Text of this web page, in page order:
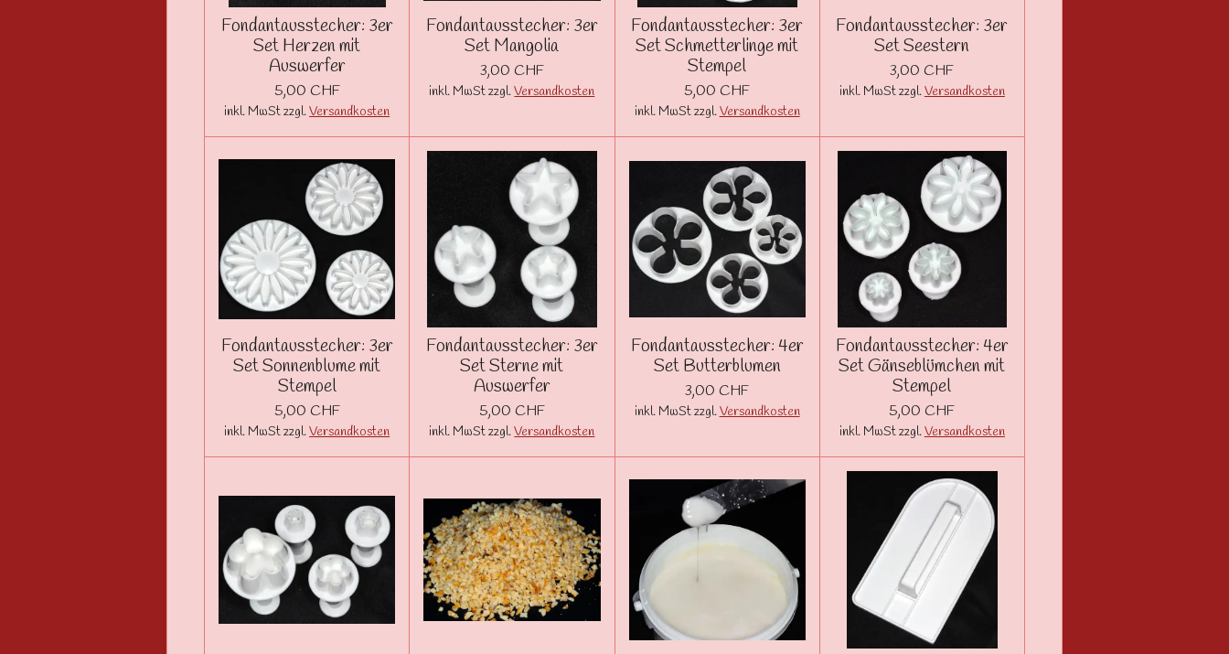
Fondantausstecher: 3er
Set Herzen mit
Auswerfer
5,00 CHF
inkl. MwSt zzgl.Versandkosten
Fondantausstecher: 3er
Set Mangolia
3,00 CHF
inkl. MwSt zzgl.Versandkosten
Fondantausstecher: 3er
Set Schmetterlinge mit
Stempel
5,00 CHF
inkl. MwSt zzgl.Versandkosten
Fondantausstecher: 3er
Set Seestern
3,00 CHF
inkl. MwSt zzgl.Versandkosten
Fondantausstecher: 3er
Set Sonnenblume mit
Stempel
5,00 CHF
inkl. MwSt zzgl.Versandkosten
Fondantausstecher: 3er
Set Sterne mit
Auswerfer
5,00 CHF
inkl. MwSt zzgl.Versandkosten
Fondantausstecher: 4er
Set Butterblumen
3,00 CHF
inkl. MwSt zzgl.Versandkosten
Fondantausstecher: 4er
Set Gänseblümchen mit
Stempel
5,00 CHF
inkl. MwSt zzgl.Versandkosten